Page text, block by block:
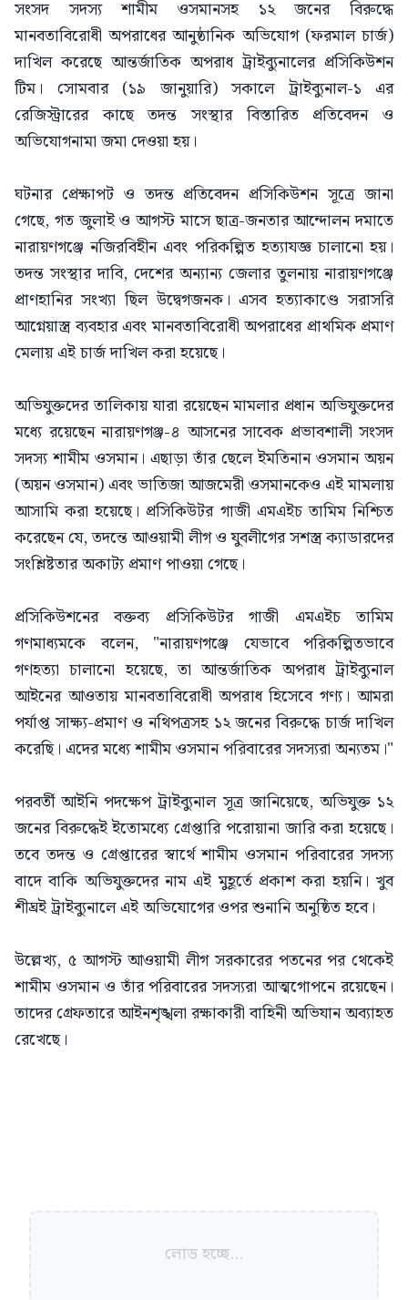
সংসদ সদস্য শামীম ওসমানসহ ১২ জনের বিরুদ্ধে
মানবতাবিরোধী অপরাধের আনুষ্ঠানিক অভিযোগ (ফরমাল চার্জ)
দাখিল করেছে আন্তর্জাতিক অপরাধ ট্রাইব্যুনালের প্রসিকিউশন
টিম। সোমবার (১৯ জানুয়ারি) সকালে ট্রাইব্যুনাল-১ এর
রেজিস্ট্রারের কাছে তদন্ত সংস্থার বিস্তারিত প্রতিবেদন ও
অভিযোগনামা জমা দেওয়া হয়।
ঘটনার প্রেক্ষাপট ও তদন্ত প্রতিবেদন প্রসিকিউশন সূত্রে জানা
গেছে, গত জুলাই ও আগস্ট মাসে ছাত্র-জনতার আন্দোলন দমাতে
নারায়ণগঞ্জে নজিরবিহীন এবং পরিকল্পিত হত্যাযজ্ঞ চালানো হয়।
তদন্ত সংস্থার দাবি, দেশের অন্যান্য জেলার তুলনায় নারায়ণগঞ্জে
প্রাণহানির সংখ্যা ছিল উদ্বেগজনক। এসব হত্যাকাণ্ডে সরাসরি
আগ্নেয়াস্ত্র ব্যবহার এবং মানবতাবিরোধী অপরাধের প্রাথমিক প্রমাণ
মেলায় এই চার্জ দাখিল করা হয়েছে।
অভিযুক্তদের তালিকায় যারা রয়েছেন মামলার প্রধান অভিযুক্তদের
মধ্যে রয়েছেন নারায়ণগঞ্জ-৪ আসনের সাবেক প্রভাবশালী সংসদ
সদস্য শামীম ওসমান। এছাড়া তাঁর ছেলে ইমতিনান ওসমান অয়ন
(অয়ন ওসমান) এবং ভাতিজা আজমেরী ওসমানকেও এই মামলায়
আসামি করা হয়েছে। প্রসিকিউটর গাজী এমএইচ তামিম নিশ্চিত
করেছেন যে, তদন্তে আওয়ামী লীগ ও যুবলীগের সশস্ত্র ক্যাডারদের
সংশ্লিষ্টতার অকাট্য প্রমাণ পাওয়া গেছে।
প্রসিকিউশনের বক্তব্য প্রসিকিউটর গাজী এমএইচ তামিম
গণমাধ্যমকে বলেন, "নারায়ণগঞ্জে যেভাবে পরিকল্পিতভাবে
গণহত্যা চালানো হয়েছে, তা আন্তর্জাতিক অপরাধ ট্রাইব্যুনাল
আইনের আওতায় মানবতাবিরোধী অপরাধ হিসেবে গণ্য। আমরা
পর্যাপ্ত সাক্ষ্য-প্রমাণ ও নথিপত্রসহ ১২ জনের বিরুদ্ধে চার্জ দাখিল
করেছি। এদের মধ্যে শামীম ওসমান পরিবারের সদস্যরা অন্যতম।"
পরবর্তী আইনি পদক্ষেপ ট্রাইব্যুনাল সূত্র জানিয়েছে, অভিযুক্ত ১২
জনের বিরুদ্ধেই ইতোমধ্যে গ্রেপ্তারি পরোয়ানা জারি করা হয়েছে।
তবে তদন্ত ও গ্রেপ্তারের স্বার্থে শামীম ওসমান পরিবারের সদস্য
বাদে বাকি অভিযুক্তদের নাম এই মুহূর্তে প্রকাশ করা হয়নি। খুব
শীঘ্রই ট্রাইব্যুনালে এই অভিযোগের ওপর শুনানি অনুষ্ঠিত হবে।
উল্লেখ্য, ৫ আগস্ট আওয়ামী লীগ সরকারের পতনের পর থেকেই
শামীম ওসমান ও তাঁর পরিবারের সদস্যরা আত্মগোপনে রয়েছেন।
তাদের গ্রেফতারে আইনশৃঙ্খলা রক্ষাকারী বাহিনী অভিযান অব্যাহত
রেখেছে।
লোড হচ্ছে...